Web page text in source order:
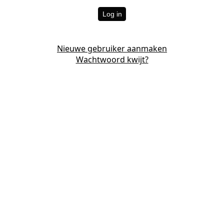
Log in
Nieuwe gebruiker aanmaken
Wachtwoord kwijt?